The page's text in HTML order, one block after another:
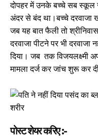
दोपहर में उनके बच्चे सब स्कूल
अंदर से बंद था।बच्चे दरवाजा
जब यह बात फैली तो
दरवाजा पीटने पर भी दरवाजा
दिया। जब तक विजयलक्ष्मी
मामला दर्ज कर जांच शुरू कर
पोस्ट शेयर करिए :-